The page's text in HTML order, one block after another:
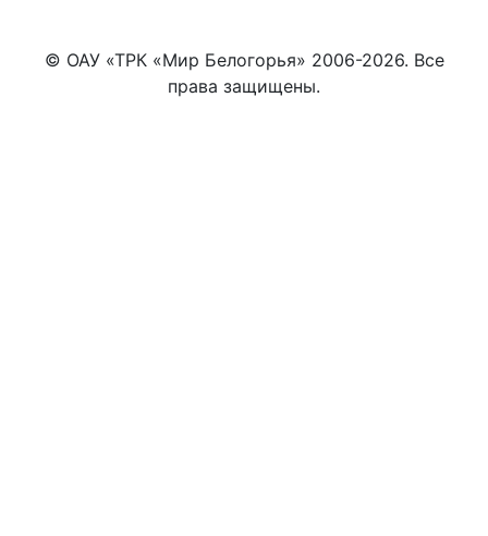
© ОАУ «ТРК «Мир Белогорья» 2006-2026. Все
права защищены.